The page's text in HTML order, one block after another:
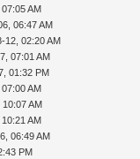
AM
06:47 AM
12, 02:20 AM
07:01 AM
01:32 PM
AM
AM
AM
06:49 AM
PM